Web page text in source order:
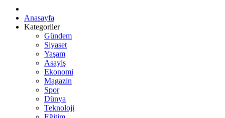
Anasayfa
Kategoriler
Gündem
Siyaset
Yaşam
Asayiş
Ekonomi
Magazin
Spor
Dünya
Teknoloji